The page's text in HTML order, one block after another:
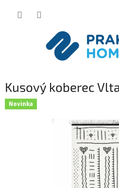
Kusový koberec
Novinka